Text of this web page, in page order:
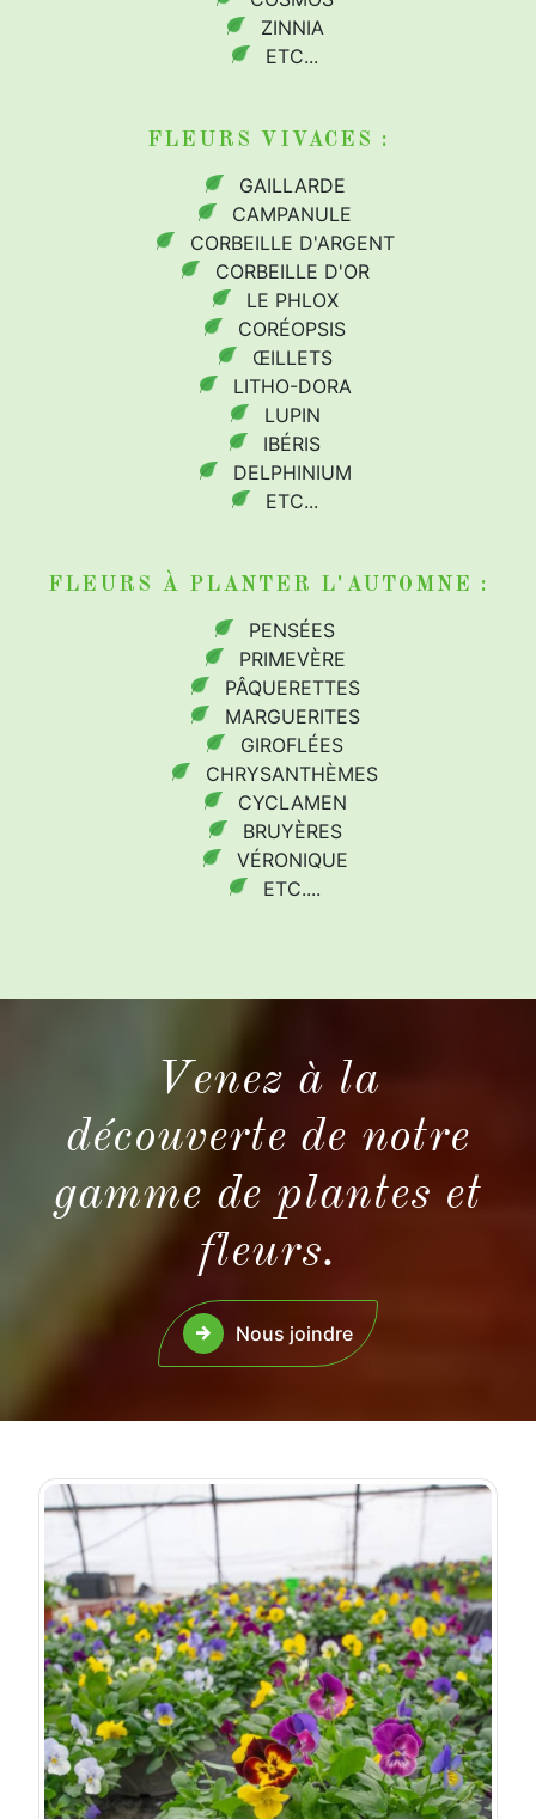
ZINNIA
ETC...
FLEURS VIVACES :
GAILLARDE
CAMPANULE
CORBEILLE D'ARGENT
CORBEILLE D'OR
LE PHLOX
CORÉOPSIS
ŒILLETS
LITHO-DORA
LUPIN
IBÉRIS
DELPHINIUM
ETC...
FLEURS À PLANTER L'AUTOMNE :
PENSÉES
PRIMEVÈRE
PÂQUERETTES
MARGUERITES
GIROFLÉES
CHRYSANTHÈMES
CYCLAMEN
BRUYÈRES
VÉRONIQUE
ETC....
Venez à la
découverte de notre
gamme de plantes et
fleurs.
Nous joindre